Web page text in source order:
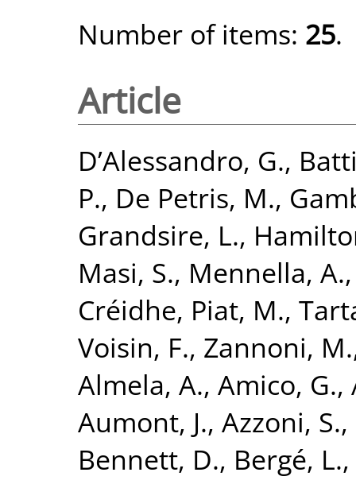
Number of items: 25.
Article
D’Alessandro, G.,
P., De Petris, M.,
Grandsire, L.,
Masi, S., Mennella, A.
Créidhe, Piat, M.,
Voisin, F., Zannoni, M.
Almela, A., Amico, G.,
Aumont, J., Azzoni, S.,
Bennett, D., Bergé, L.,